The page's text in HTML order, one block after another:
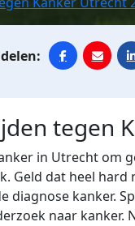
tegen
in Utrecht om
Geld dat heel
diagnose kanker.
naar kanker.